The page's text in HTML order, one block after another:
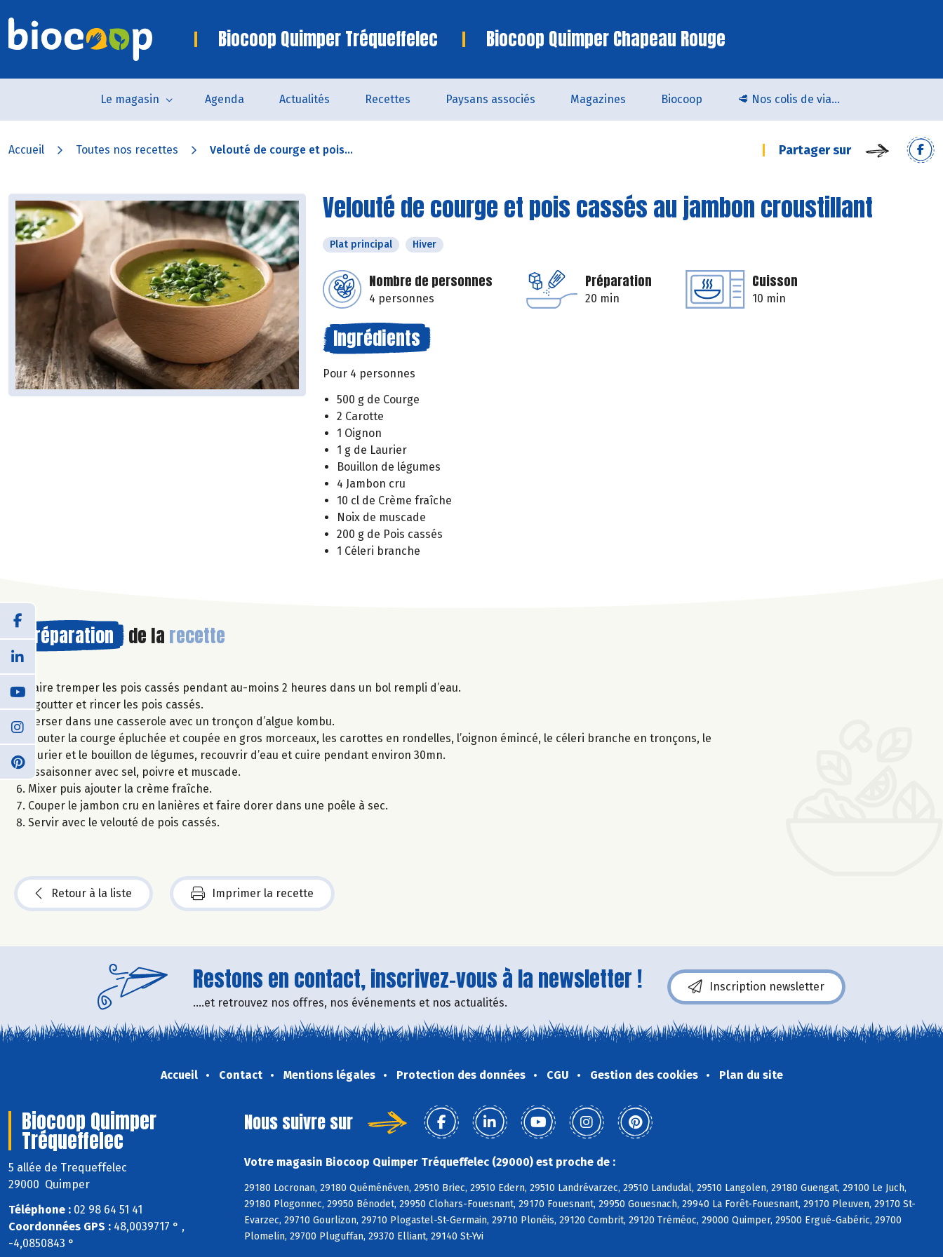
Biocoop Quimper Tréqueffelec Biocoop Quimper Chapeau Rouge
Le magasin Agenda Actualités Recettes Paysans associés Magazines Biocoop 🥩 Nos colis de viande bio & locale arrivent chez Biocoop Quimper !
Accueil Toutes nos recettes Velouté de courge et pois... Partager sur
Velouté de courge et pois cassés au jambon croustillant
Plat principal Hiver
Nombre de personnes
4 personnes
Préparation
20 min
Cuisson
10 min
Ingrédients
Pour 4 personnes
500 g de Courge
2 Carotte
1 Oignon
1 g de Laurier
Bouillon de légumes
4 Jambon cru
10 cl de Crème fraîche
Noix de muscade
200 g de Pois cassés
1 Céleri branche
Préparation de la recette
Faire tremper les pois cassés pendant au-moins 2 heures dans un bol rempli d’eau.
Egoutter et rincer les pois cassés.
Verser dans une casserole avec un tronçon d’algue kombu.
Ajouter la courge épluchée et coupée en gros morceaux, les carottes en rondelles, l’oignon émincé, le céleri branche en tronçons, le
laurier et le bouillon de légumes, recouvrir d’eau et cuire pendant environ 30mn.
Assaisonner avec sel, poivre et muscade.
Mixer puis ajouter la crème fraîche.
Couper le jambon cru en lanières et faire dorer dans une poêle à sec.
Servir avec le velouté de pois cassés.
Retour à la liste Imprimer la recette
Restons en contact, inscrivez-vous à la newsletter !
....et retrouvez nos offres, nos événements et nos actualités.
Inscription newsletter
Accueil Contact Mentions légales Protection des données CGU Gestion des cookies Plan du site
Biocoop Quimper
Tréqueffelec
5 allée de Trequeffelec
29000 Quimper
Téléphone : 02 98 64 51 41
Coordonnées GPS : 48,0039717 ° ,
-4,0850843 °
Nous suivre sur
Votre magasin Biocoop Quimper Tréqueffelec (29000) est proche de :
29180 Locronan, 29180 Quéménéven, 29510 Briec, 29510 Edern, 29510 Landrévarzec, 29510 Landudal, 29510 Langolen, 29180 Guengat, 29100 Le Juch,
29180 Plogonnec, 29950 Bénodet, 29950 Clohars-Fouesnant, 29170 Fouesnant, 29950 Gouesnach, 29940 La Forêt-Fouesnant, 29170 Pleuven, 29170 St-
Evarzec, 29710 Gourlizon, 29710 Plogastel-St-Germain, 29710 Plonéis, 29120 Combrit, 29120 Tréméoc, 29000 Quimper, 29500 Ergué-Gabéric, 29700
Plomelin, 29700 Pluguffan, 29370 Elliant, 29140 St-Yvi